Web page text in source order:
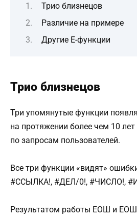
Трио близнецов
Различие на примере
Другие Е-функции
Трио близнецов
Три упомянутые функции
на протяжении более чем 10
по запросам пользователей.
Все три функции «видят»
#ССЫЛКА!, #ДЕЛ/0!, #ЧИСЛО!,
Результатом работы ЕОШ и